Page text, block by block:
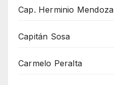
Cap. Herminio Mendoza
Capitán Sosa
Carmelo Peralta